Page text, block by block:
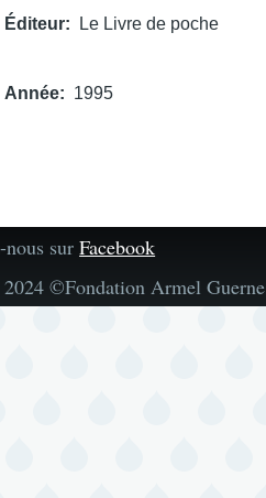
Éditeur Le Livre de poche
Année 1995
nous surFacebook
©Fondation Armel Guerne